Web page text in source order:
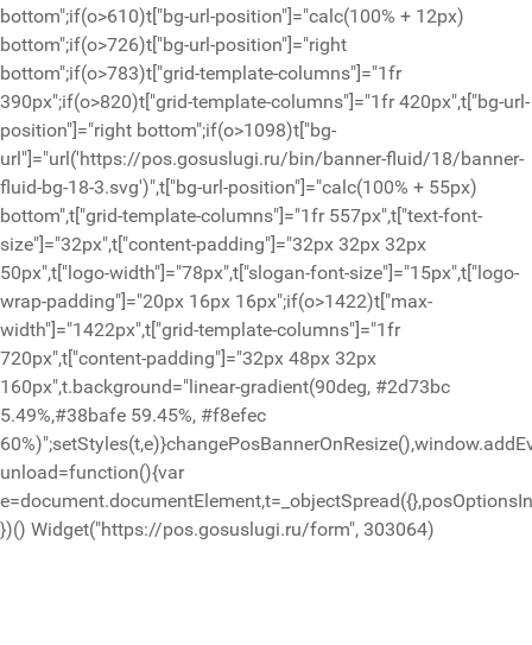
bottom";if(o>610)t["bg-url-position"]="calc(100% + 12px)
bottom";if(o>726)t["bg-url-position"]="right
bottom";if(o>783)t["grid-template-columns"]="1fr
390px";if(o>820)t["grid-template-columns"]="1fr 420px",t["bg-url-
position"]="right bottom";if(o>1098)t["bg-
url"]="url('https://pos.gosuslugi.ru/bin/banner-fluid/18/banner-
fluid-bg-18-3.svg')",t["bg-url-position"]="calc(100% + 55px)
bottom",t["grid-template-columns"]="1fr 557px",t["text-font-
size"]="32px",t["content-padding"]="32px 32px 32px
50px",t["logo-width"]="78px",t["slogan-font-size"]="15px",t["logo-
wrap-padding"]="20px 16px 16px";if(o>1422)t["max-
width"]="1422px",t["grid-template-columns"]="1fr
720px",t["content-padding"]="32px 48px 32px
160px",t.background="linear-gradient(90deg, #2d73bc
5.49%,#38bafe 59.45%, #f8efec
unload=function(){var
})() Widget("https://pos.gosuslugi.ru/form", 303064)